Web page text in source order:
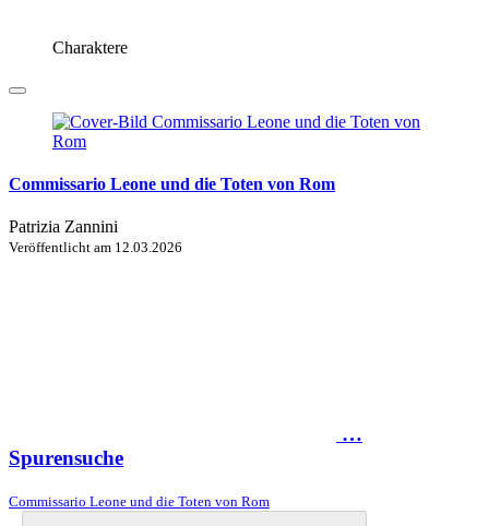
Charaktere
Commissario Leone und die Toten von Rom
Patrizia Zannini
Veröffentlicht am 12.03.2026
…
Spurensuche
Commissario Leone und die Toten von Rom